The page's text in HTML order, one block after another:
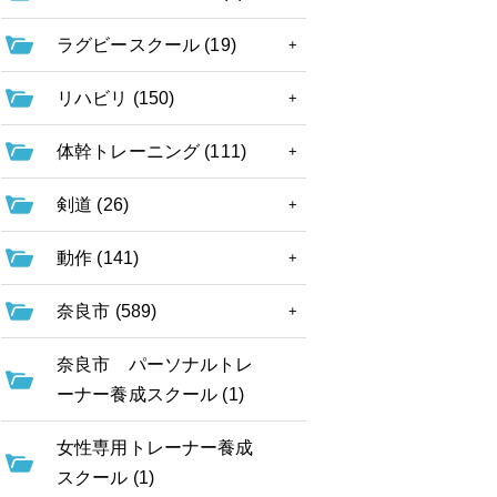
ラグビースクール (19)
リハビリ (150)
体幹トレーニング (111)
剣道 (26)
動作 (141)
奈良市 (589)
奈良市 パーソナルトレ
ーナー養成スクール (1)
女性専用トレーナー養成
スクール (1)